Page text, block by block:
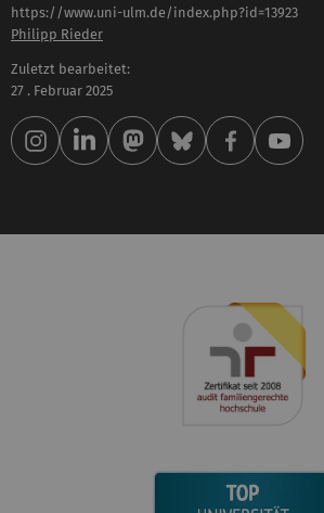
https://www.uni-ulm.de/index.php?id=13923
Philipp Rieder
Zuletzt bearbeitet:
27 . Februar 2025